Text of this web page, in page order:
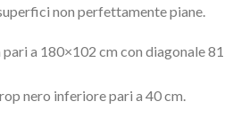
non perfettamente piane.
a 180×102 cm con diagonale 81
nero inferiore pari a 40 cm.